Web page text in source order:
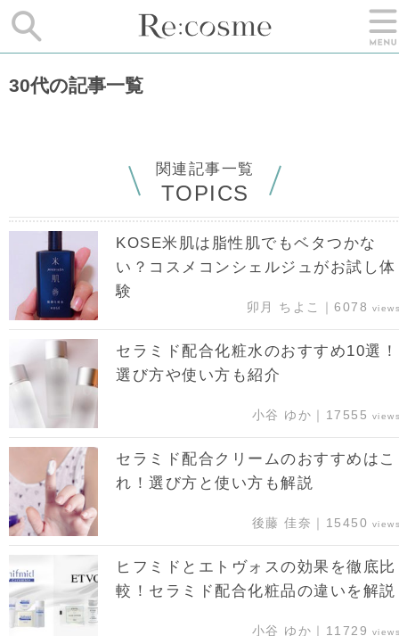
30代の記事一覧
関連記事一覧
TOPICS
KOSE米肌は脂性肌でもベタつかな
い？コスメコンシェルジュがお試し体
験
卯月 ちよこ｜6078
セラミド配合化粧水のおすすめ10選！
選び方や使い方も紹介
小谷 ゆか｜17555
セラミド配合クリームのおすすめはこ
れ！選び方と使い方も解説
後藤 佳奈｜15450
ヒフミドとエトヴォスの効果を徹底比
較！セラミド配合化粧品の違いを解説
小谷 ゆか｜11729